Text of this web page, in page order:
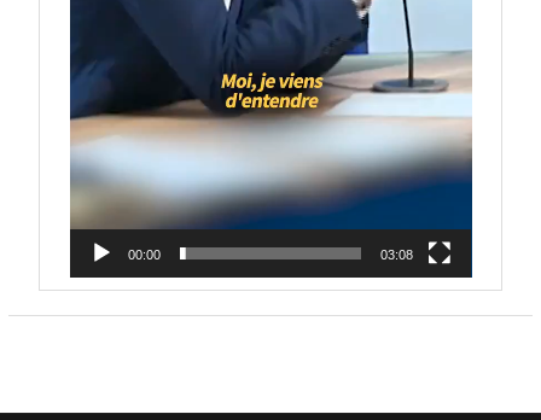
00:00 03:08